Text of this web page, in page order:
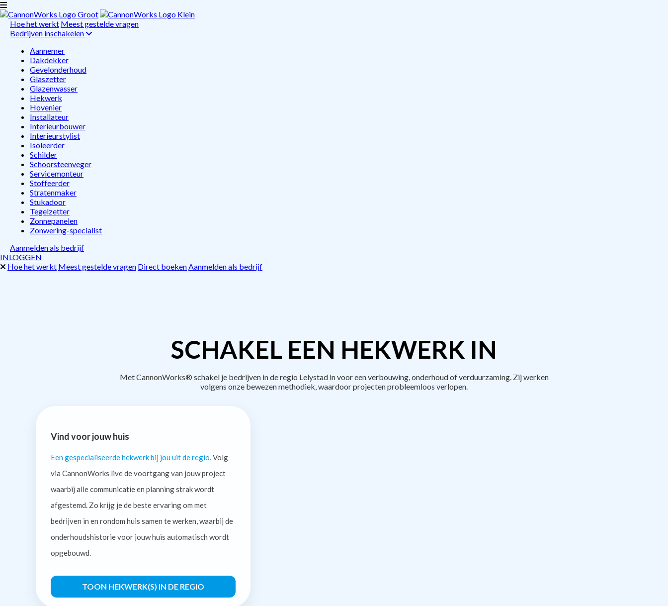
Hoe het werkt Meest gestelde vragen
Bedrijven inschakelen
Aannemer
Dakdekker
Gevelonderhoud
Glaszetter
Glazenwasser
Hekwerk
Hovenier
Installateur
Interieurbouwer
Interieurstylist
Isoleerder
Schilder
Schoorsteenveger
Servicemonteur
Stoffeerder
Stratenmaker
Stukadoor
Tegelzetter
Zonnepanelen
Zonwering-specialist
Aanmelden als bedrijf
INLOGGEN
Hoe het werkt Meest gestelde vragen Direct boekenAanmelden als bedrijf
SCHAKEL EEN HEKWERK IN
Met CannonWorks® schakel je bedrijven in de regio Lelystad in voor een verbouwing, onderhoud of verduurzaming. Zij werken
volgens onze bewezen methodiek, waardoor projecten probleemloos verlopen.
Vind voor jouw huis
Een gespecialiseerde hekwerk bij jou uit de regio. Volg
via CannonWorks live de voortgang van jouw project
waarbij alle communicatie en planning strak wordt
afgestemd. Zo krijg je de beste ervaring om met
bedrijven in en rondom huis samen te werken, waarbij de
onderhoudshistorie voor jouw huis automatisch wordt
opgebouwd.
TOON HEKWERK(S) IN DE REGIO